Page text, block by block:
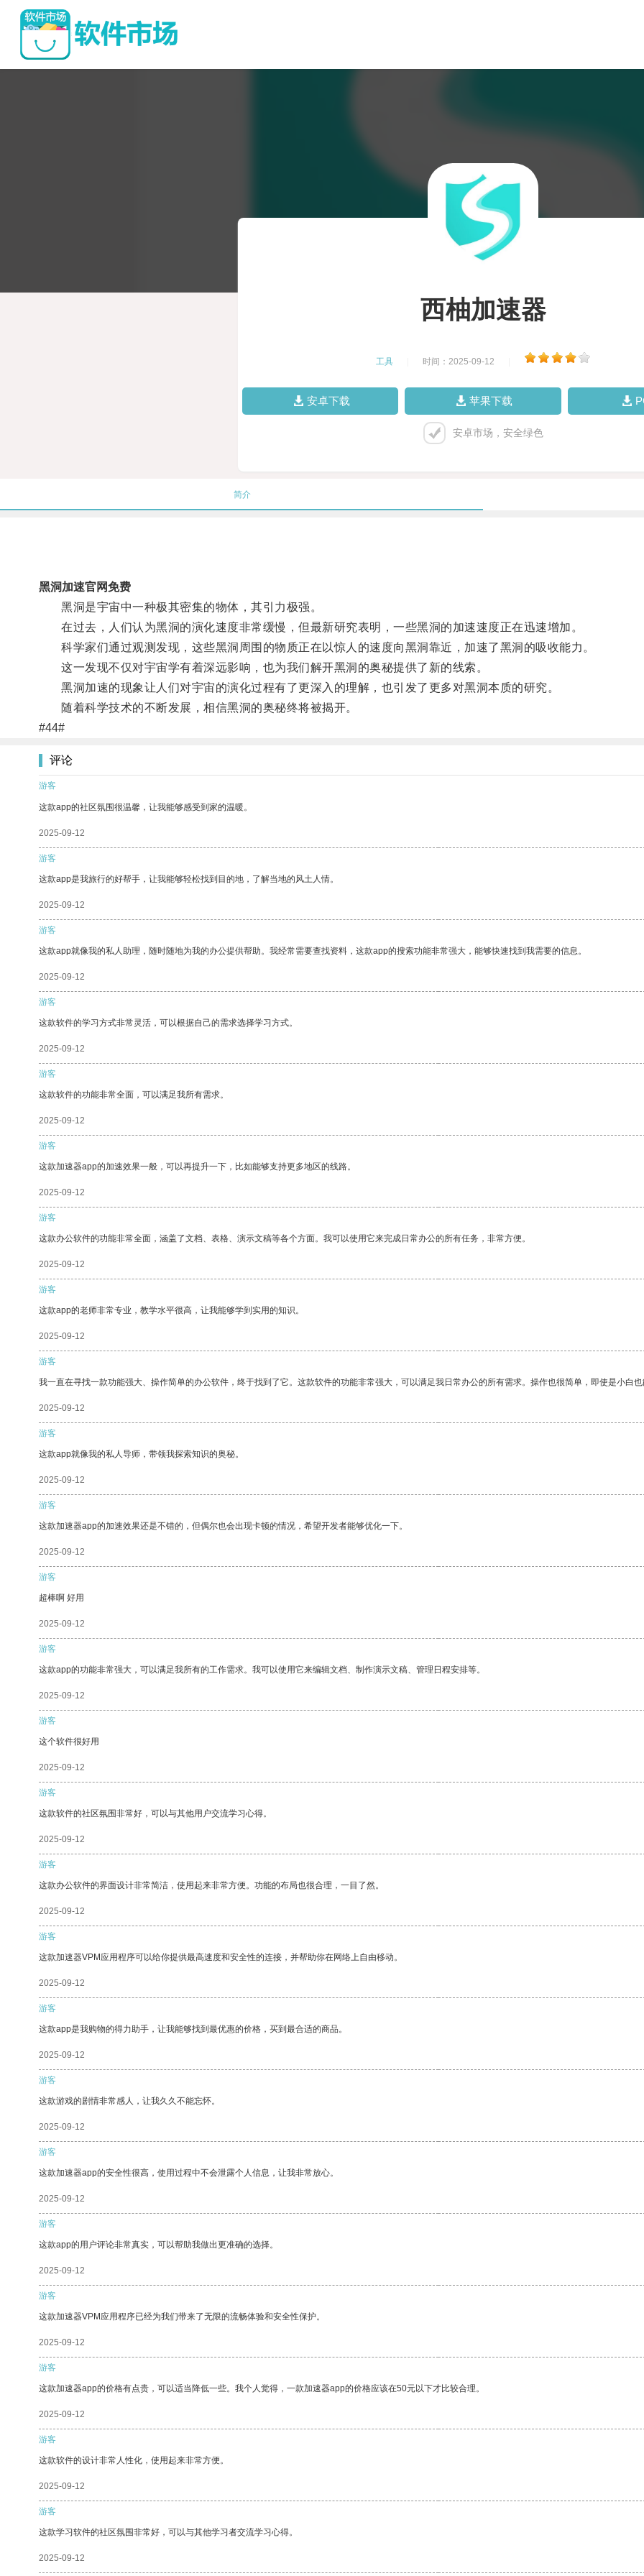
西柚加速器
工具 时间：2025-09-12
安卓下载 苹果下载
安卓市场，安全绿色
简介
黑洞加速官网免费
黑洞是宇宙中一种极其密集的物体，其引力极强。
在过去，人们认为黑洞的演化速度非常缓慢，但最新研究表明，一些黑洞的加速速度正在迅速增加。
科学家们通过观测发现，这些黑洞周围的物质正在以惊人的速度向黑洞靠近，加速了黑洞的吸收能力。
这一发现不仅对宇宙学有着深远影响，也为我们解开黑洞的奥秘提供了新的线索。
黑洞加速的现象让人们对宇宙的演化过程有了更深入的理解，也引发了更多对黑洞本质的研究。
随着科学技术的不断发展，相信黑洞的奥秘终将被揭开。
#44#
评论
游客
这款app的社区氛围很温馨，让我能够感受到家的温暖。
2025-09-12
游客
这款app是我旅行的好帮手，让我能够轻松找到目的地，了解当地的风土人情。
2025-09-12
游客
这款app就像我的私人助理，随时随地为我的办公提供帮助。我经常需要查找资料，这款app的搜索功能非常强大，能够快速找到我需要的信息。
2025-09-12
游客
这款软件的学习方式非常灵活，可以根据自己的需求选择学习方式。
2025-09-12
游客
这款软件的功能非常全面，可以满足我所有需求。
2025-09-12
游客
这款加速器app的加速效果一般，可以再提升一下，比如能够支持更多地区的线路。
2025-09-12
游客
这款办公软件的功能非常全面，涵盖了文档、表格、演示文稿等各个方面。我可以使用它来完成日常办公的所有任务，非常方便。
2025-09-12
游客
这款app的老师非常专业，教学水平很高，让我能够学到实用的知识。
2025-09-12
游客
我一直在寻找一款功能强大、操作简单的办公软件，终于找到了它。这款软件的功能非常强大，可以满足我日常办公的所有需求。操作也很简单，即使是小白也
2025-09-12
游客
这款app就像我的私人导师，带领我探索知识的奥秘。
2025-09-12
游客
这款加速器app的加速效果还是不错的，但偶尔也会出现卡顿的情况，希望开发者能够优化一下。
2025-09-12
游客
超棒啊 好用
2025-09-12
游客
这款app的功能非常强大，可以满足我所有的工作需求。我可以使用它来编辑文档、制作演示文稿、管理日程安排等。
2025-09-12
游客
这个软件很好用
2025-09-12
游客
这款软件的社区氛围非常好，可以与其他用户交流学习心得。
2025-09-12
游客
这款办公软件的界面设计非常简洁，使用起来非常方便。功能的布局也很合理，一目了然。
2025-09-12
游客
这款加速器VPM应用程序可以给你提供最高速度和安全性的连接，并帮助你在网络上自由移动。
2025-09-12
游客
这款app是我购物的得力助手，让我能够找到最优惠的价格，买到最合适的商品。
2025-09-12
游客
这款游戏的剧情非常感人，让我久久不能忘怀。
2025-09-12
游客
这款加速器app的安全性很高，使用过程中不会泄露个人信息，让我非常放心。
2025-09-12
游客
这款app的用户评论非常真实，可以帮助我做出更准确的选择。
2025-09-12
游客
这款加速器VPM应用程序已经为我们带来了无限的流畅体验和安全性保护。
2025-09-12
游客
这款加速器app的价格有点贵，可以适当降低一些。我个人觉得，一款加速器app的价格应该在50元以下才比较合理。
2025-09-12
游客
这款软件的设计非常人性化，使用起来非常方便。
2025-09-12
游客
这款学习软件的社区氛围非常好，可以与其他学习者交流学习心得。
2025-09-12